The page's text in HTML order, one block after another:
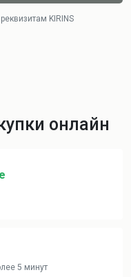
KIRINS
онлайн
5 минут